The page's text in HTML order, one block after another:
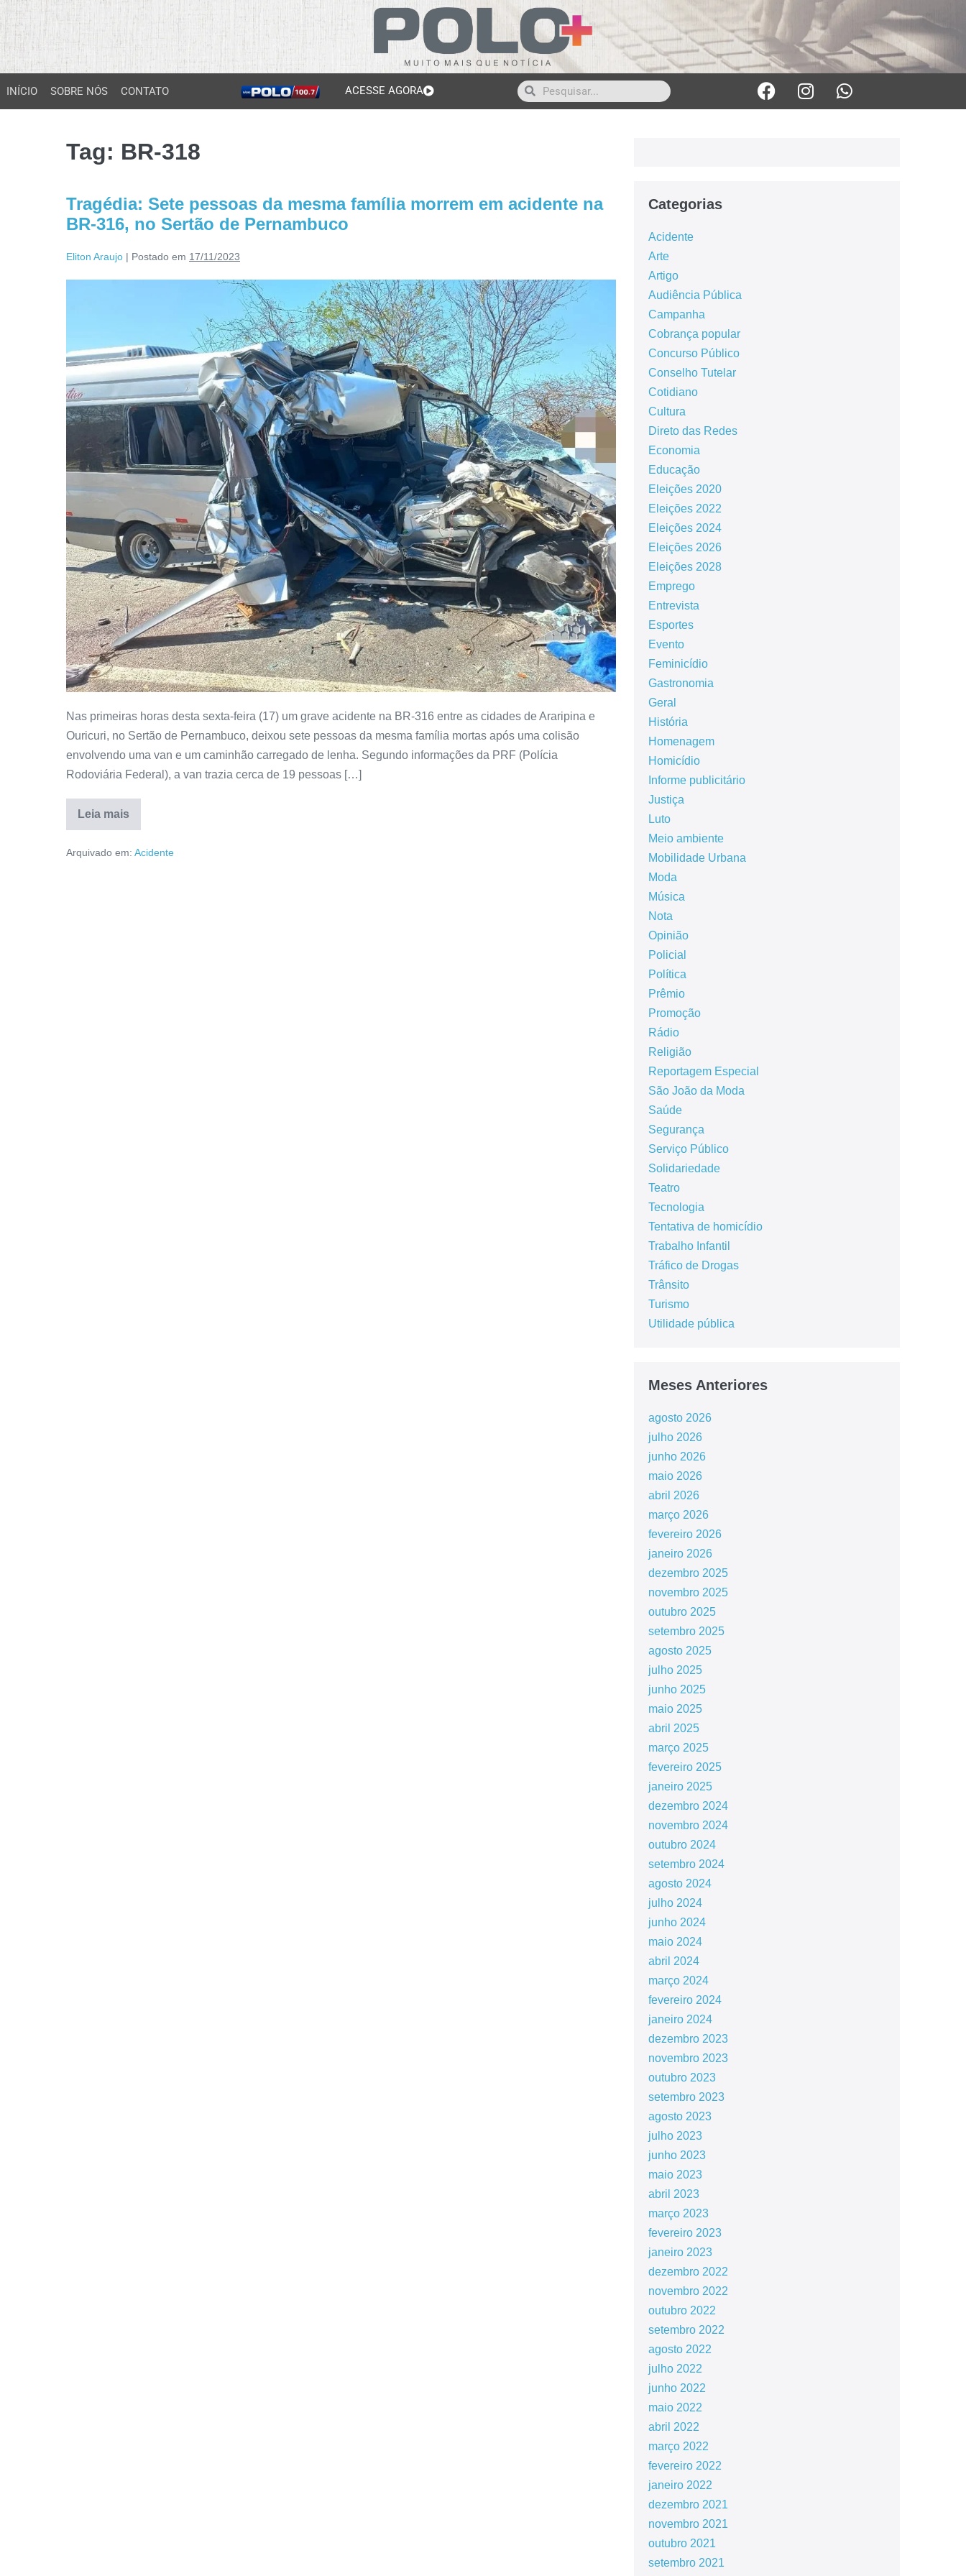
INÍCIO SOBRE NÓS CONTATO ACESSE AGORA
Tag: BR-318
Tragédia: Sete pessoas da mesma família morrem em acidente na
BR-316, no Sertão de Pernambuco
Eliton Araujo | Postado em 17/11/2023
Nas primeiras horas desta sexta-feira (17) um grave acidente na BR-316 entre as cidades de Araripina e
Ouricuri, no Sertão de Pernambuco, deixou sete pessoas da mesma família mortas após uma colisão
envolvendo uma van e um caminhão carregado de lenha. Segundo informações da PRF (Polícia
Rodoviária Federal), a van trazia cerca de 19 pessoas […]
Leia mais
Arquivado em: Acidente
Categorias
Acidente
Arte
Artigo
Audiência Pública
Campanha
Cobrança popular
Concurso Público
Conselho Tutelar
Cotidiano
Cultura
Direto das Redes
Economia
Educação
Eleições 2020
Eleições 2022
Eleições 2024
Eleições 2026
Eleições 2028
Emprego
Entrevista
Esportes
Evento
Feminicídio
Gastronomia
Geral
História
Homenagem
Homicídio
Informe publicitário
Justiça
Luto
Meio ambiente
Mobilidade Urbana
Moda
Música
Nota
Opinião
Policial
Política
Prêmio
Promoção
Rádio
Religião
Reportagem Especial
São João da Moda
Saúde
Segurança
Serviço Público
Solidariedade
Teatro
Tecnologia
Tentativa de homicídio
Trabalho Infantil
Tráfico de Drogas
Trânsito
Turismo
Utilidade pública
Meses Anteriores
agosto 2026
julho 2026
junho 2026
maio 2026
abril 2026
março 2026
fevereiro 2026
janeiro 2026
dezembro 2025
novembro 2025
outubro 2025
setembro 2025
agosto 2025
julho 2025
junho 2025
maio 2025
abril 2025
março 2025
fevereiro 2025
janeiro 2025
dezembro 2024
novembro 2024
outubro 2024
setembro 2024
agosto 2024
julho 2024
junho 2024
maio 2024
abril 2024
março 2024
fevereiro 2024
janeiro 2024
dezembro 2023
novembro 2023
outubro 2023
setembro 2023
agosto 2023
julho 2023
junho 2023
maio 2023
abril 2023
março 2023
fevereiro 2023
janeiro 2023
dezembro 2022
novembro 2022
outubro 2022
setembro 2022
agosto 2022
julho 2022
junho 2022
maio 2022
abril 2022
março 2022
fevereiro 2022
janeiro 2022
dezembro 2021
novembro 2021
outubro 2021
setembro 2021